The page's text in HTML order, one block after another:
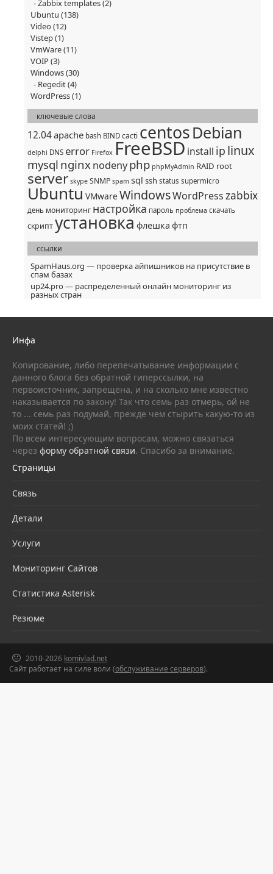
Zabbix templates(2)
Ubuntu (138)
Video(12)
Vistep(1)
VmWare(11)
VOIP(3)
Windows(30)
Regedit(4)
WordPress(1)
ключевые слова
12.04apache bash BIND cacti centosDebian
delphi DNS error Firefox FreeBSD install ip linux
mysql nginxnodenyphp phpMyAdmin RAID root
server skype SNMP spam sql ssh status supermicro
Ubuntu VMware WindowsWordPresszabbix
день мониторинг настройка пароль проблема скачать
скриптустановка флешка фтп
ссылки
SpamHaus.org — проверка айпишников на присутствие в
спам базах
up24.pro — распределенный онлайн мониторинг из
разных стран
Инфа
Копирование, либо перепечатывание информации с
данного блога без обратной гиперссылки, на
первоисточник, запрещена, и на сколько мне известно
наказывается по закону! Так что семь раз отмерь, ой не
то ... семь раз подумай, прежде чем стырить какую-то из
моих статей! ;)
По всем интересующим вопросам, можно связаться
через форму обратной связи. Спасибо за внимание.
Страницы
Связь
Детали
Услуги
Мониторинг Сайтов
Статистика Asterisk
Резюме
2010-2026 komivlad.net
Сайт работает на силе воли (обслуживание серверов).